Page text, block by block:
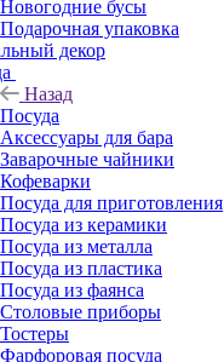
Новогодние бусы
Подарочная упаковка
декор
Назад
Посуда
Аксессуары для бара
Заварочные чайники
Кофеварки
Посуда для приготовления
Посуда из керамики
Посуда из металла
Посуда из пластика
Посуда из фаянса
Столовые приборы
Тостеры
Фарфоровая посуда